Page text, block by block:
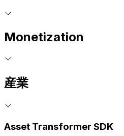
Monetization
産業
Asset Transformer SDK